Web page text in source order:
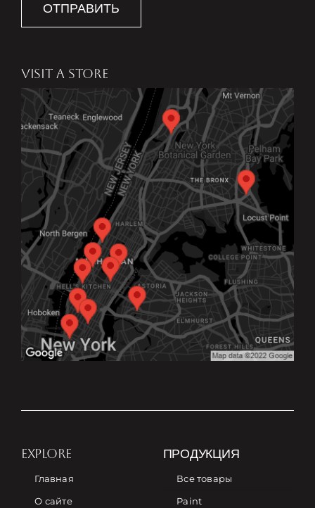
ОТПРАВИТЬ
VISIT A STORE
EXPLORE
Главная
О сайте
ПРОДУКЦИЯ
Все товары
Paint